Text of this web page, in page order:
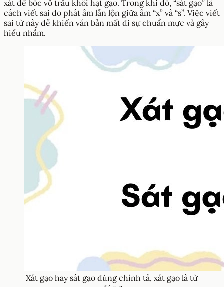
xát để bóc vỏ trấu khỏi hạt gạo. Trong khi đó, “sát gạo” là
cách viết sai do phát âm lẫn lộn giữa âm “x” và “s”. Việc viết
sai từ này dễ khiến văn bản mất đi sự chuẩn mực và gây
hiểu nhầm.
Xát gạo hay sát gạo đúng chính tả, xát gạo là từ